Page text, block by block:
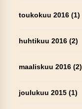
toukokuu 2016(1)
huhtikuu 2016(2)
maaliskuu 2016(2)
joulukuu 2015(1)